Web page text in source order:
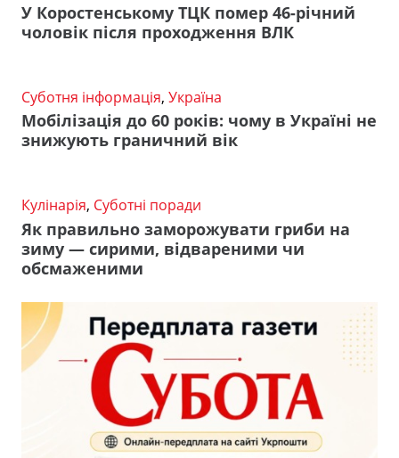
У Коростенському ТЦК помер 46-річний
чоловік після проходження ВЛК
Суботня інформація, Україна
Мобілізація до 60 років: чому в Україні не
знижують граничний вік
Кулінарія, Суботні поради
Як правильно заморожувати гриби на
зиму — сирими, відвареними чи
обсмаженими